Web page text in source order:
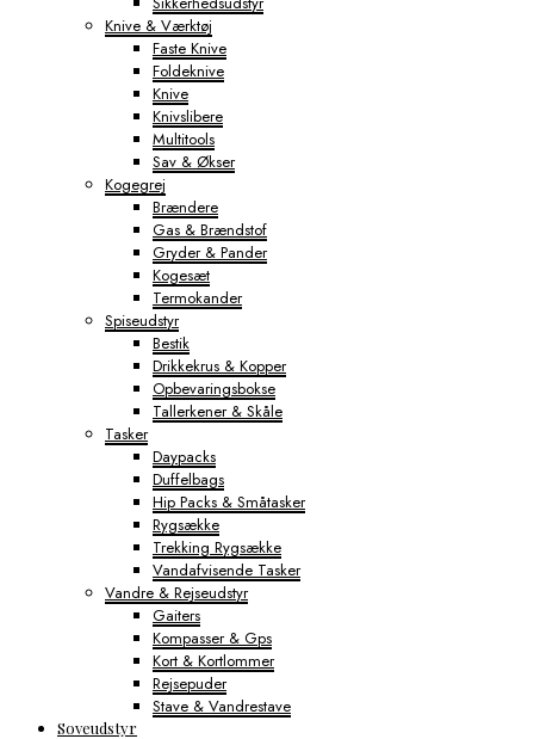
Knive & Værktøj
Faste Knive
Foldeknive
Knive
Knivslibere
Multitools
Sav & Økser
Kogegrej
Brændere
Gas & Brændstof
Gryder & Pander
Kogesæt
Termokander
Spiseudstyr
Bestik
Drikkekrus & Kopper
Opbevaringsbokse
Tallerkener & Skåle
Tasker
Daypacks
Duffelbags
Hip Packs & Småtasker
Rygsække
Trekking Rygsække
Vandafvisende Tasker
Vandre & Rejseudstyr
Gaiters
Kompasser & Gps
Kort & Kortlommer
Rejsepuder
Stave & Vandrestave
Soveudstyr